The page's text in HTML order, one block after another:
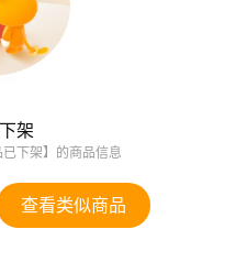
架
下架】的商品信息
查看类似商品